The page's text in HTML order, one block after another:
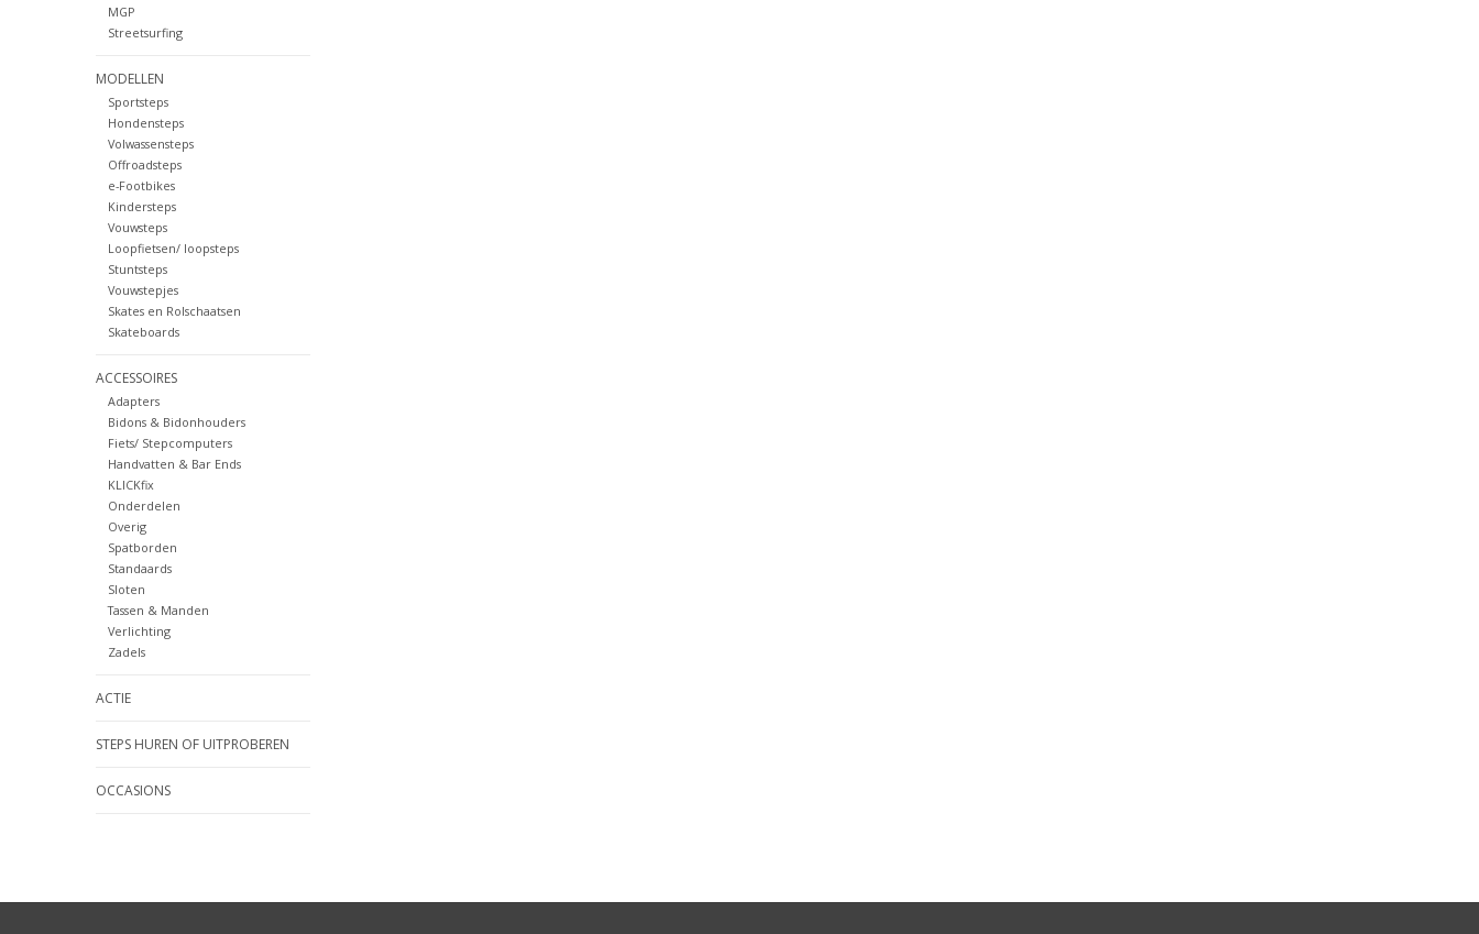
MGP
Streetsurfing
MODELLEN
Sportsteps
Hondensteps
Volwassensteps
Offroadsteps
e-Footbikes
Kindersteps
Vouwsteps
Loopfietsen/ loopsteps
Stuntsteps
Vouwstepjes
Skates en Rolschaatsen
Skateboards
ACCESSOIRES
Adapters
Bidons & Bidonhouders
Fiets/ Stepcomputers
Handvatten & Bar Ends
KLICKfix
Onderdelen
Overig
Spatborden
Standaards
Sloten
Tassen & Manden
Verlichting
Zadels
ACTIE
STEPS HUREN OF UITPROBEREN
OCCASIONS